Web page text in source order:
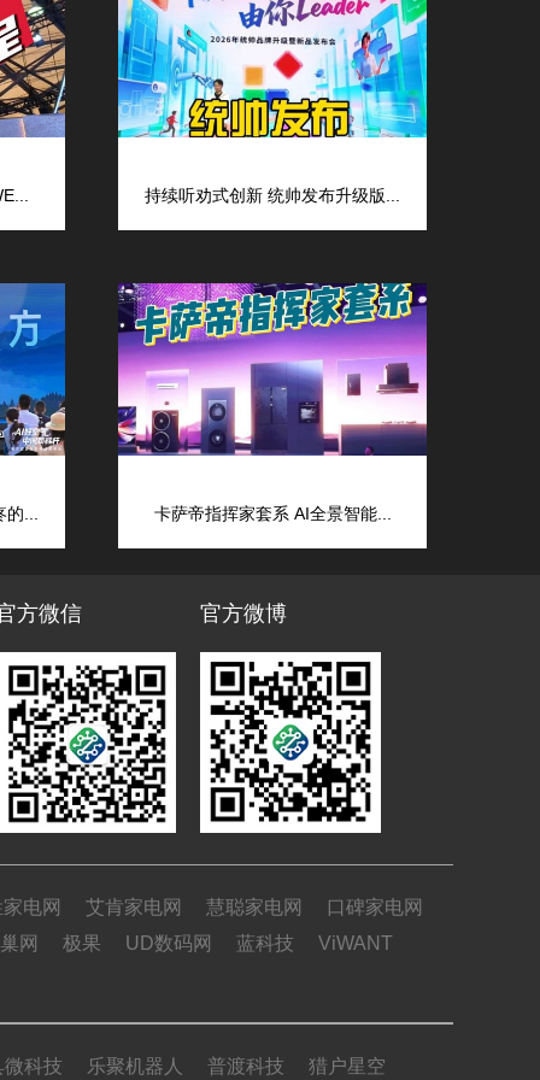
持续听劝式创新 统帅发布升级版...
... 卡萨帝指挥家套系 AI全景智能...
方微信 官方微博
电网 艾肯家电网 慧聪家电网
口碑家电网
网
极果 UD数码网 蓝科技 ViWANT
微科技 乐聚机器人 普渡科技 猎户星空